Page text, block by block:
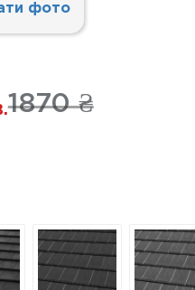
фото
1870 ₴